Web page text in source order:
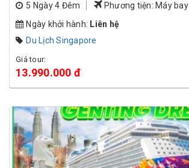
5 Ngày 4 Đêm
Phương tiện: Máy bay
Ngày khởi hành: Liên hệ
Du Lịch Singapore
Giá tour:
13.990.000 đ